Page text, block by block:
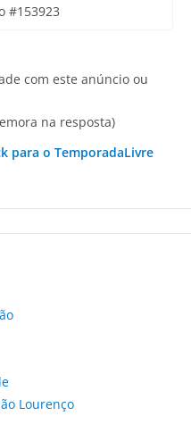
#153923
com este anúncio ou
na resposta)
para o TemporadaLivre
Lourenço